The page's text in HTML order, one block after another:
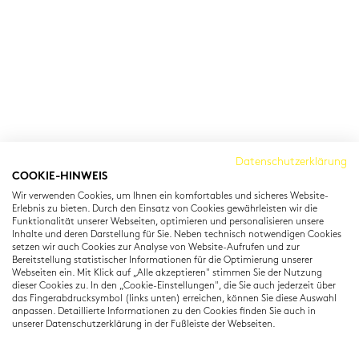
80333 München
T: +49 (0) 89 22 11 15
info@cambridgeinstitut.de
www.cambridgeinstitut.de
Datenschutzerklärung
COOKIE-HINWEIS
Wir verwenden Cookies, um Ihnen ein komfortables und sicheres Website-
Erlebnis zu bieten. Durch den Einsatz von Cookies gewährleisten wir die
Funktionalität unserer Webseiten, optimieren und personalisieren unsere
Inhalte und deren Darstellung für Sie. Neben technisch notwendigen Cookies
setzen wir auch Cookies zur Analyse von Website-Aufrufen und zur
Bereitstellung statistischer Informationen für die Optimierung unserer
Webseiten ein. Mit Klick auf „Alle akzeptieren" stimmen Sie der Nutzung
dieser Cookies zu. In den „Cookie-Einstellungen", die Sie auch jederzeit über
das Fingerabdrucksymbol (links unten) erreichen, können Sie diese Auswahl
anpassen. Detaillierte Informationen zu den Cookies finden Sie auch in
unserer Datenschutzerklärung in der Fußleiste der Webseiten.